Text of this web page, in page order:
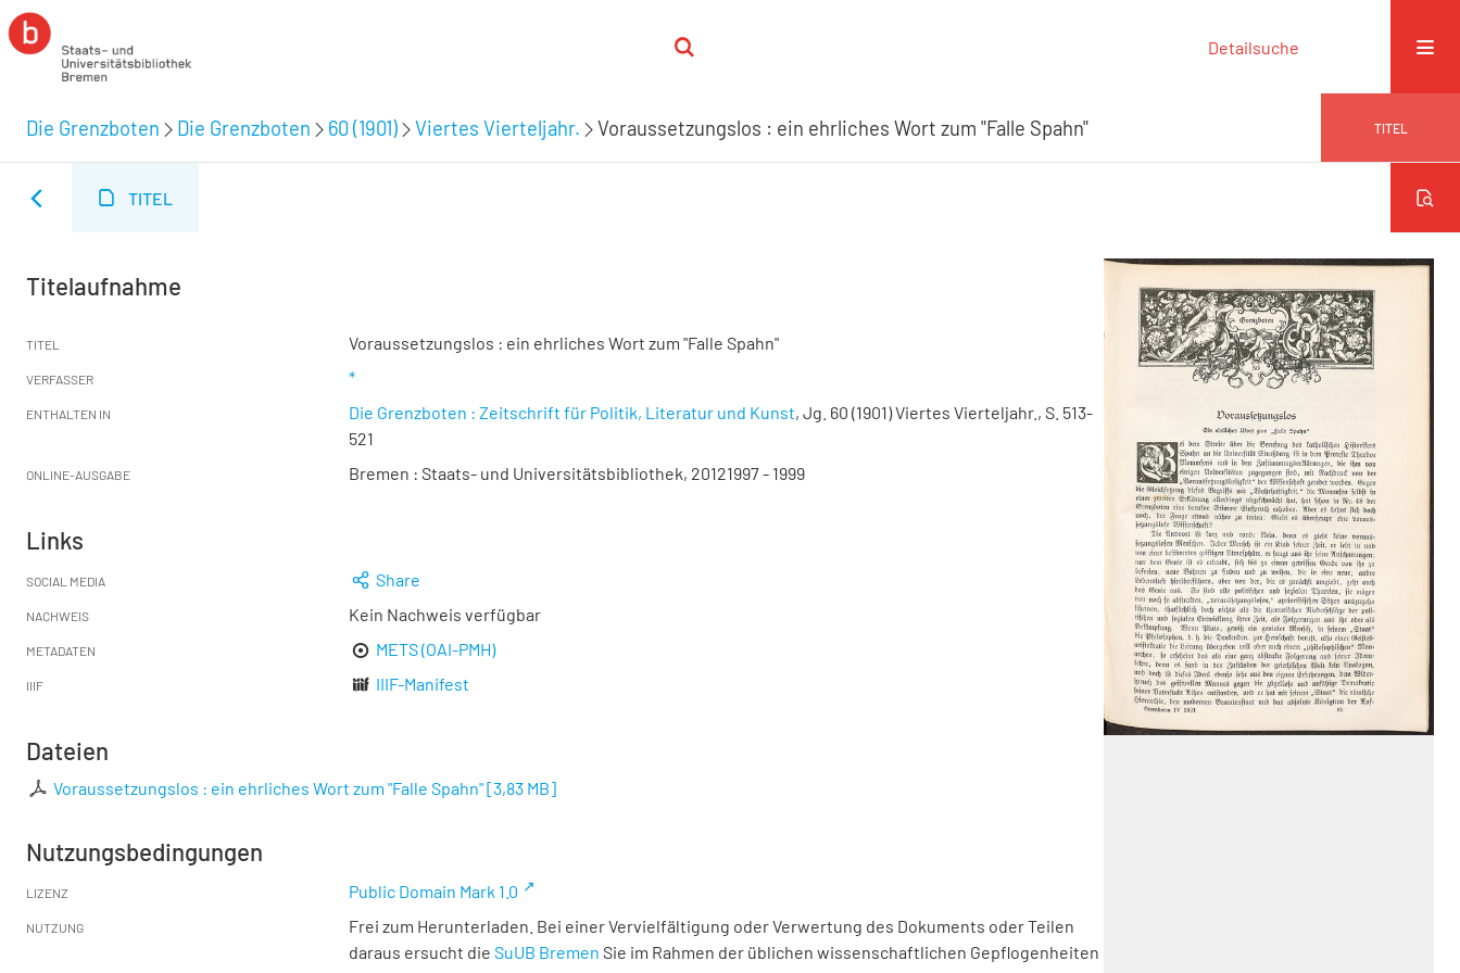
Detailsuche
Die Grenzboten Die Grenzboten 60 (1901) Viertes Vierteljahr. Voraussetzungslos : ein ehrliches Wort zum "Falle Spahn" TITEL
TITEL
Titelaufnahme
TITEL Voraussetzungslos : ein ehrliches Wort zum "Falle Spahn"
VERFASSER *
ENTHALTEN IN Die Grenzboten : Zeitschrift für Politik, Literatur und Kunst, Jg. 60 (1901) Viertes Vierteljahr., S. 513-
521
ONLINE-AUSGABE Bremen : Staats- und Universitätsbibliothek, 20121997 - 1999
Links
SOCIAL MEDIA Share
NACHWEIS Kein Nachweis verfügbar
METADATEN METS (OAI-PMH)
IIIF IIIF-Manifest
Dateien
Voraussetzungslos : ein ehrliches Wort zum "Falle Spahn"[3,83 MB]
Nutzungsbedingungen
LIZENZ Public Domain Mark 1.0
NUTZUNG
Frei zum Herunterladen. Bei einer Vervielfältigung oder Verwertung des Dokuments oder Teilen
daraus ersucht die SuUB Bremen Sie im Rahmen der üblichen wissenschaftlichen Gepflogenheiten